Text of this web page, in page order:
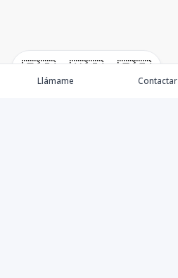
🇪🇸 🇺🇸 🇫🇷
Llámame Contactar